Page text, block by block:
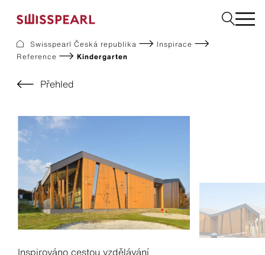
Společnost
Služby
Inspirace
Ke stažení
Swisspearl a udržitelnost
Kariéra
Fasády
Konstrukční desky
Swisspearl Česká republika
Inspirace
Reference
Kindergarten
Přehled
Inspirováno cestou vzdělávání